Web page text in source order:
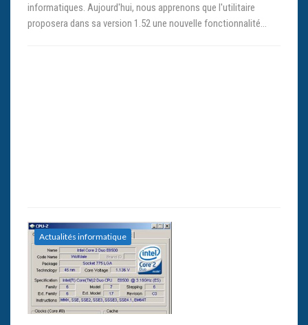
informatiques. Aujourd'hui, nous apprenons que l'utilitaire
proposera dans sa version 1.52 une nouvelle fonctionnalité…
Actualités informatique